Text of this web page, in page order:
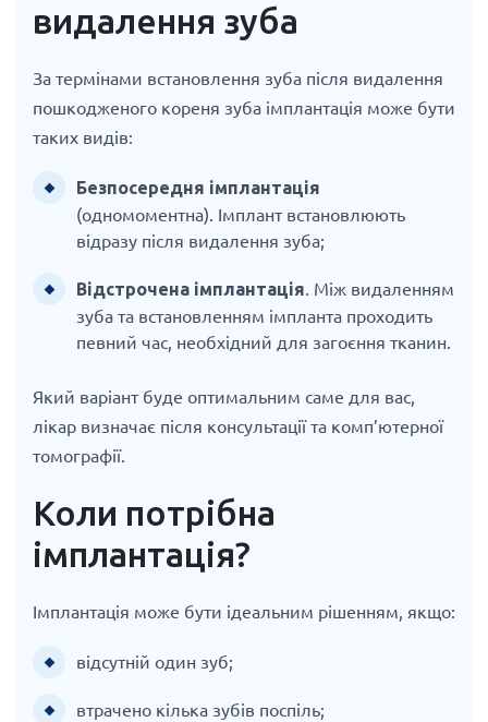
видалення зуба
За термінами встановлення зуба після видалення
пошкодженого кореня зуба імплантація може бути
таких видів:
Безпосередня імплантація
(одномоментна). Імплант встановлюють
відразу після видалення зуба;
Відстрочена імплантація. Між видаленням
зуба та встановленням імпланта проходить
певний час, необхідний для загоєння тканин.
Який варіант буде оптимальним саме для вас,
лікар визначає після консультації та комп’ютерної
томографії.
Коли потрібна
імплантація?
Імплантація може бути ідеальним рішенням, якщо:
відсутній один зуб;
втрачено кілька зубів поспіль;